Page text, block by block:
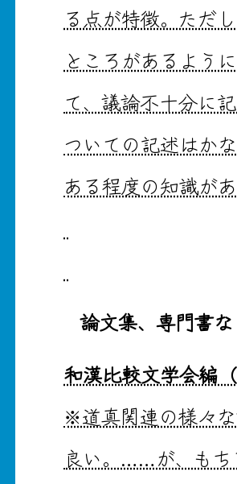
る点が特徴。ただ
ところがあるよう
て、議論不十分に
ついての記述はか
ある程度の知識が
論文集、専門書
和漢比較文学会編
※道真関連の様々
良い。……が、もち